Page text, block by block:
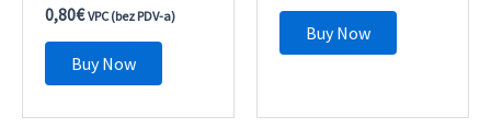
0,80€ VPC (bez PDV-a)
Buy Now
Buy Now